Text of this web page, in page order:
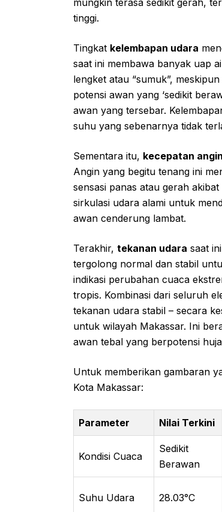
tinggi.
Tingkat kelembapan udara
saat ini membawa banyak uap
lengket atau “sumuk”,
potensi awan yang ‘sedikit
awan yang tersebar.
suhu yang sebenarnya tidak
Sementara itu, kecepatan angin
Angin yang begitu tenang ini
sensasi panas atau gerah
sirkulasi udara alami untuk
awan cenderung lambat.
Terakhir, tekanan udara saat
tergolong normal dan stabil
indikasi perubahan cuaca
tropis. Kombinasi dari seluruh
tekanan udara stabil – secara
untuk wilayah Makassar. Ini
awan tebal yang berpotensi
Untuk memberikan gambaran
Kota Makassar:
Parameter Nilai Terkini
Kondisi Cuaca
Sedikit
Berawan
Suhu Udara 28.03°C